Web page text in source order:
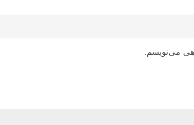
می‌نویسم.